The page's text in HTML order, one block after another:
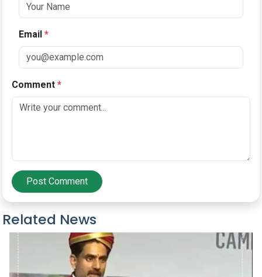
Email *
Comment *
Post Comment
Related News